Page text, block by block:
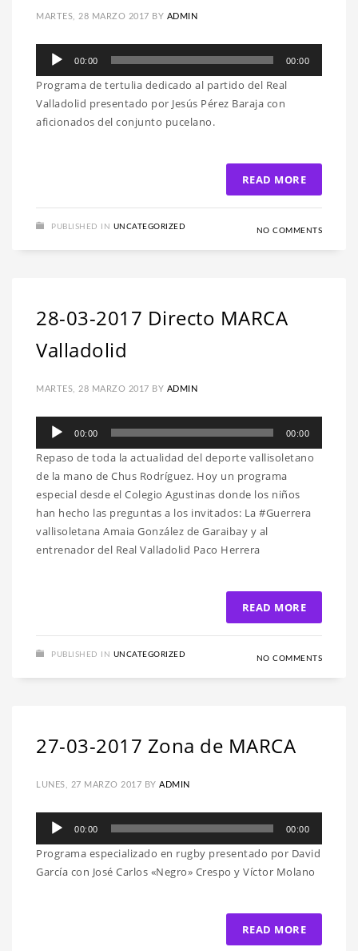
MARTES, 28 MARZO 2017 BY ADMIN
Reproductor
audio
00:00 00:00
Programa de tertulia dedicado al partido del Real
Valladolid presentado por Jesús Pérez Baraja con
aficionados del conjunto pucelano.
READ MORE
PUBLISHED IN UNCATEGORIZED NO COMMENTS
28-03-2017 Directo MARCA
Valladolid
MARTES, 28 MARZO 2017 BY ADMIN
Reproductor
audio
00:00 00:00
Repaso de toda la actualidad del deporte vallisoletano
de la mano de Chus Rodríguez. Hoy un programa
especial desde el Colegio Agustinas donde los niños
han hecho las preguntas a los invitados: La #Guerrera
vallisoletana Amaia González de Garaibay y al
entrenador del Real Valladolid Paco Herrera
READ MORE
PUBLISHED IN UNCATEGORIZED NO COMMENTS
27-03-2017 Zona de MARCA
LUNES, 27 MARZO 2017 BY ADMIN
Reproductor
audio
00:00 00:00
Programa especializado en rugby presentado por David
García con José Carlos «Negro» Crespo y Víctor Molano
READ MORE